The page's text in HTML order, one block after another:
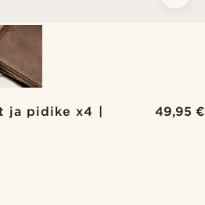
ja pidike x4 |
49,95 €